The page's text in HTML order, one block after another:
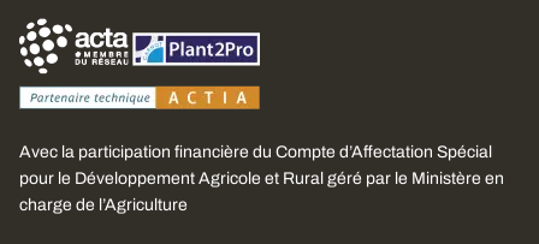
Avec la participation financière du Compte d’Affectation Spécial
pour le Développement Agricole et Rural géré par le Ministère en
charge de l’Agriculture